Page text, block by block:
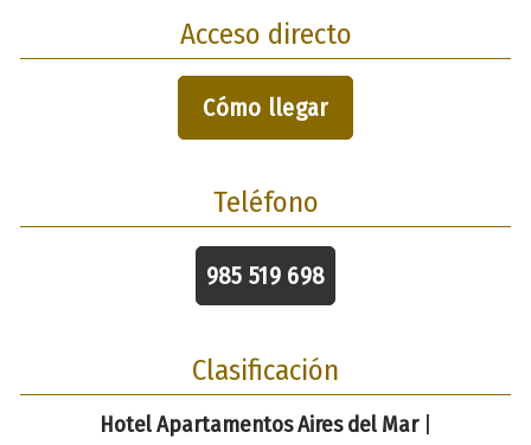
Acceso directo
Cómo llegar
Teléfono
985 519 698
Clasificación
Hotel Apartamentos Aires del Mar|